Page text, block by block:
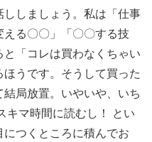
しましょう。私は「仕事
る〇〇」「〇〇する技
「コレは買わなくちゃい
うです。そうして買った
局放置。いやいや、いち
キマ時間に読むし！ とい
につくところに積んでお